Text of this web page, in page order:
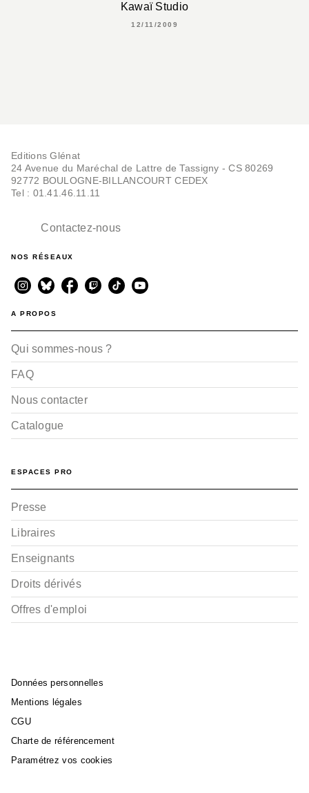
Kawaï Studio
12/11/2009
Editions Glénat
24 Avenue du Maréchal de Lattre de Tassigny - CS 80269
92772 BOULOGNE-BILLANCOURT CEDEX
Tel : 01.41.46.11.11
Contactez-nous
NOS RÉSEAUX
A PROPOS
Qui sommes-nous ?
FAQ
Nous contacter
Catalogue
ESPACES PRO
Presse
Libraires
Enseignants
Droits dérivés
Offres d'emploi
Données personnelles
Mentions légales
CGU
Charte de référencement
Paramétrez vos cookies